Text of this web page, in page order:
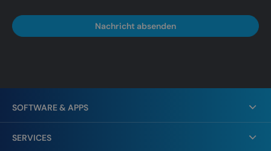
SOFTWARE & APPS
SERVICES